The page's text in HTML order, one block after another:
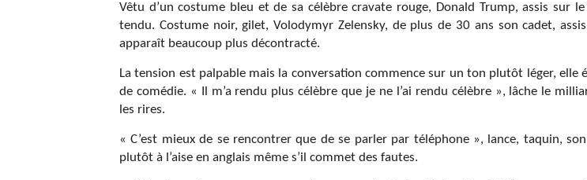
Vêtu d’un costume bleu et de sa célèbre cravate rouge, Donald Trump, assis sur
tendu. Costume noir, gilet, Volodymyr Zelensky, de plus de 30 ans son cadet,
apparaît beaucoup plus décontracté.
La tension est palpable mais la conversation commence sur un ton plutôt léger, elle
de comédie. « Il m’a rendu plus célèbre que je ne l’ai rendu célèbre », lâche le
les rires.
« C’est mieux de se rencontrer que de se parler par téléphone », lance, taquin,
plutôt à l’aise en anglais même s’il commet des fautes.